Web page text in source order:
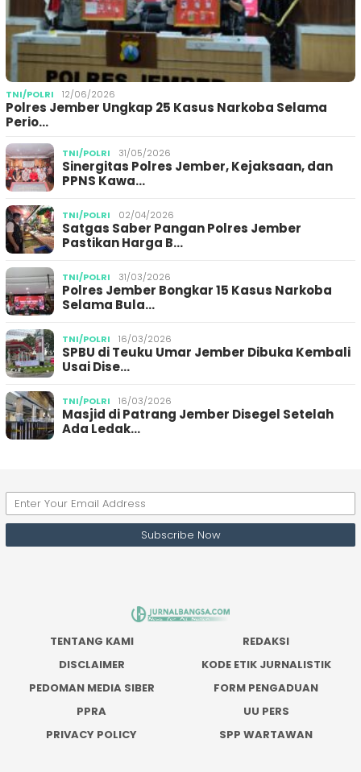
TNI/POLRI 12/06/2026
Polres Jember Ungkap 25 Kasus Narkoba Selama
Perio…
TNI/POLRI 31/05/2026
Sinergitas Polres Jember, Kejaksaan, dan
PPNS Kawa…
TNI/POLRI 02/04/2026
Satgas Saber Pangan Polres Jember
Pastikan Harga B…
TNI/POLRI 31/03/2026
Polres Jember Bongkar 15 Kasus Narkoba
Selama Bula…
TNI/POLRI 16/03/2026
SPBU di Teuku Umar Jember Dibuka Kembali
Usai Dise…
TNI/POLRI 16/03/2026
Masjid di Patrang Jember Disegel Setelah
Ada Ledak…
TENTANG KAMI
REDAKSI
DISCLAIMER
KODE ETIK JURNALISTIK
PEDOMAN MEDIA SIBER
FORM PENGADUAN
PPRA
UU PERS
PRIVACY POLICY
SPP WARTAWAN